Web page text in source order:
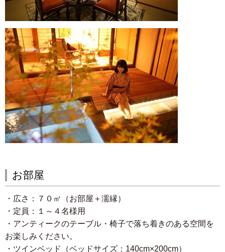
お部屋
・広さ：７０㎡（お部屋＋濡縁）
・定員：１～４名様用
・アンティークのテーブル・椅子で落ち着きのある空間を
お楽しみください。
・ツインベッド（ベッドサイズ：140cm×200cm）